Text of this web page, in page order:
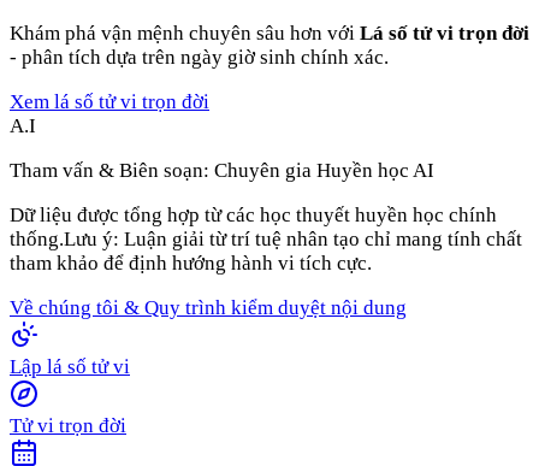
Khám phá vận mệnh chuyên sâu hơn với Lá số tử vi trọn đời
- phân tích dựa trên ngày giờ sinh chính xác.
Xem lá số tử vi trọn đời
A.I
Tham vấn & Biên soạn: Chuyên gia Huyền học AI
Dữ liệu được tổng hợp từ các học thuyết huyền học chính
thống.Lưu ý: Luận giải từ trí tuệ nhân tạo chỉ mang tính chất
tham khảo để định hướng hành vi tích cực.
Về chúng tôi & Quy trình kiểm duyệt nội dung
Lập lá số tử vi
Tử vi trọn đời